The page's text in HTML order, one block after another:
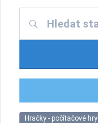
Hračky - počítačové hry